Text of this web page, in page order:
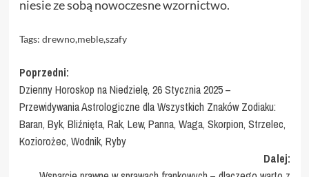
niesie ze sobą nowoczesne wzornictwo.
Tags: drewno,meble,szafy
Zobacz
wpisy
Poprzedni:
Dzienny Horoskop na Niedzielę, 26 Stycznia 2025 –
Przewidywania Astrologiczne dla Wszystkich Znaków Zodiaku:
Baran, Byk, Bliźnięta, Rak, Lew, Panna, Waga, Skorpion, Strzelec,
Koziorożec, Wodnik, Ryby
Dalej: